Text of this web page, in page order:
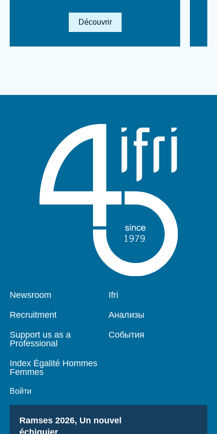
Lien en savoir plus
Découvrir
Pied
Newsroom
Recruitment
Support us as a
Professional
Index Égalité Hommes
Femmes
Войти
Navigation
Ifri
Анализы
События
Titre
Ramses 2026, Un nouvel
échiquier